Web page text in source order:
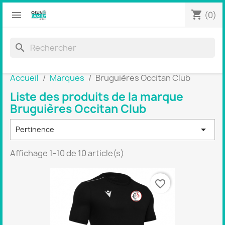
 shopping_cart (0)
search
Accueil Marques Bruguières Occitan Club
Liste des produits de la marque
Bruguières Occitan Club
Pertinence 
Affichage 1-10 de 10 article(s)
favorite_border